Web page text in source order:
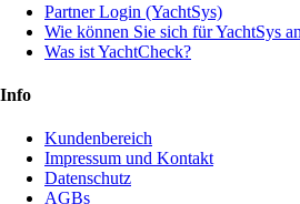
Partner Login (YachtSys)
Wie können Sie sich für YachtSys
Was ist YachtCheck?
Info
Kundenbereich
Impressum und Kontakt
Datenschutz
AGBs